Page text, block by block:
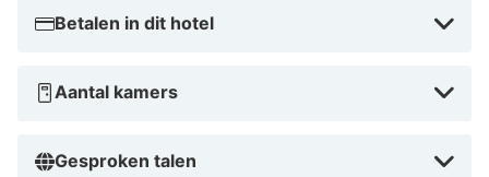
Betalen in dit hotel
Aantal kamers
Gesproken talen